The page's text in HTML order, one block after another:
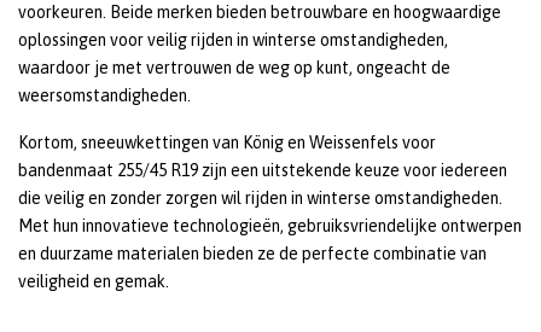
voorkeuren. Beide merken bieden betrouwbare en hoogwaardige
oplossingen voor veilig rijden in winterse omstandigheden,
waardoor je met vertrouwen de weg op kunt, ongeacht de
weersomstandigheden.
Kortom, sneeuwkettingen van König en Weissenfels voor
bandenmaat 255/45 R19 zijn een uitstekende keuze voor iedereen
die veilig en zonder zorgen wil rijden in winterse omstandigheden.
Met hun innovatieve technologieën, gebruiksvriendelijke ontwerpen
en duurzame materialen bieden ze de perfecte combinatie van
veiligheid en gemak.